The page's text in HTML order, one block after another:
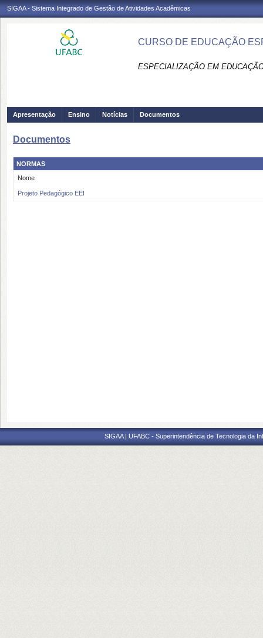
SIGAA - Sistema Integrado de Gestão de Atividades Acadêmicas
CURSO DE EDUCAÇÃO
ESPECIALIZAÇÃO EM
Apresentação Ensino Notícias Documentos
Documentos
NORMAS
Nome
Projeto Pedagógico EEI
SIGAA | UFABC - Superintendência de Tecnologia da